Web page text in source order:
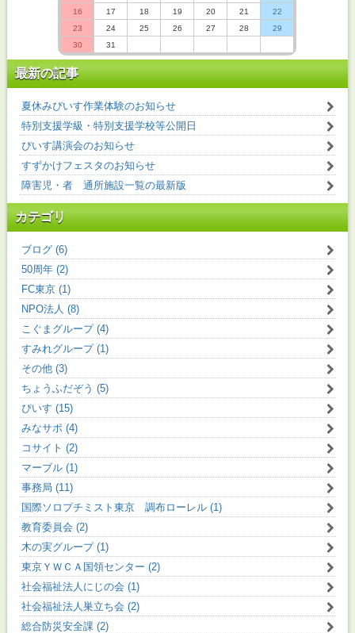
16
17 18 19 20 21
22
23
24 25 26 27 28
29
30
31
最新の記事
夏休みぴいす作業体験のお知らせ
特別支援学級・特別支援学校等公開日
ぴいす講演会のお知らせ
すずかけフェスタのお知らせ
障害児・者 通所施設一覧の最新版
カテゴリ
ブログ (6)
50周年 (2)
FC東京 (1)
NPO法人 (8)
こぐまグループ (4)
すみれグループ (1)
その他 (3)
ちょうふだぞう (5)
ぴいす (15)
みなサポ (4)
コサイト (2)
マーブル (1)
事務局 (11)
国際ソロプチミスト東京 調布ローレル (1)
教育委員会 (2)
木の実グループ (1)
東京ＹＷＣＡ国領センター (2)
社会福祉法人にじの会 (1)
社会福祉法人巣立ち会 (2)
総合防災安全課 (2)